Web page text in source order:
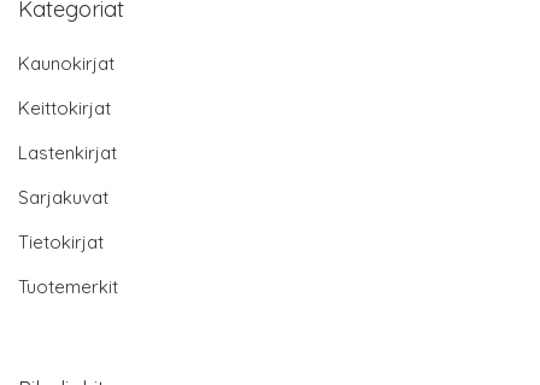
Kategoriat
Kaunokirjat
Keittokirjat
Lastenkirjat
Sarjakuvat
Tietokirjat
Tuotemerkit